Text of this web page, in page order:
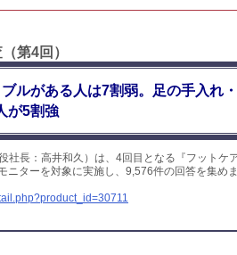
第4回）
ルがある人は7割弱。足の手入れ
が5割強
社長：高井和久）は、4回目となる『フットケ
ニターを対象に実施し、9,576件の回答を集め